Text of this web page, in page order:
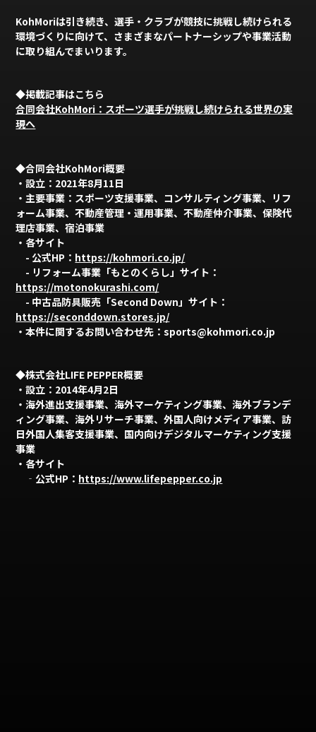
KohMoriは引き続き、選手・クラブが競技に挑戦し続けられる
環境づくりに向けて、さまざまなパートナーシップや事業活動
に取り組んでまいります。
◆掲載記事はこちら
合同会社KohMori：スポーツ選手が挑戦し続けられる世界の実
現へ
◆合同会社KohMori概要
・設立：2021年8月11日
・主要事業： スポーツ支援事業、コンサルティング事業、リフ
ォーム事業、不動産管理・運用事業、不動産仲介事業、保険代
理店事業、宿泊事業
・各サイト
- 公式HP： https://kohmori.co.jp/
- リフォーム事業「もとのくらし」サイト：
https://motonokurashi.com/
- 中古品防具販売「Second Down」サイト：
https://seconddown.stores.jp/
・本件に関するお問い合わせ先：sports@kohmori.co.jp
◆株式会社LIFE PEPPER概要
・設立：2014年4月2日
・海外進出支援事業、海外マーケティング事業、海外ブランデ
ィング事業、海外リサーチ事業、外国人向けメディア事業、訪
日外国人集客支援事業、国内向けデジタルマーケティング支援
事業
・各サイト
‐公式HP： https://www.lifepepper.co.jp